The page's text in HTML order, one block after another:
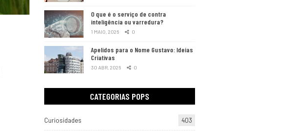
O que é o serviço de contra
inteligência ou varredura?
1 MAIO, 2026 0
Apelidos para o Nome Gustavo: Ideias
Criativas
30 ABR, 2026 0
CATEGORIAS POPS
Curiosidades 403